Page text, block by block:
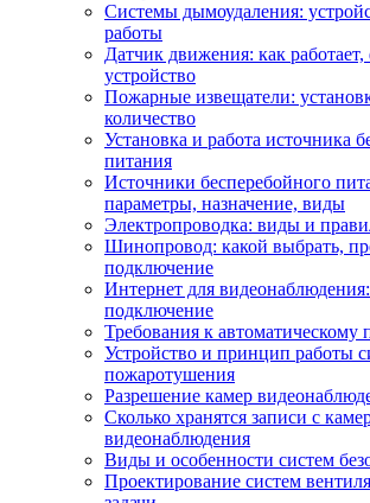
Системы дымоудаления:
работы
Датчик движения: как
устройство
Пожарные извещатели:
количество
Установка и работа источника
питания
Источники бесперебойного
параметры, назначение, виды
Электропроводка: виды и
Шинопровод: какой выбрать,
подключение
Интернет для
подключение
Требования к
Устройство и принцип работы
пожаротушения
Разрешение камер
Сколько хранятся записи с
видеонаблюдения
Виды и особенности систем
Проектирование систем